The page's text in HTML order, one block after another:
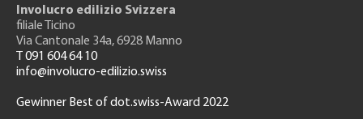
Involucro edilizio Svizzera
filiale Ticino
Via Cantonale 34a, 6928 Manno
T 091 604 64 10
info@involucro-edilizio.swiss
Gewinner Best of dot.swiss-Award 2022